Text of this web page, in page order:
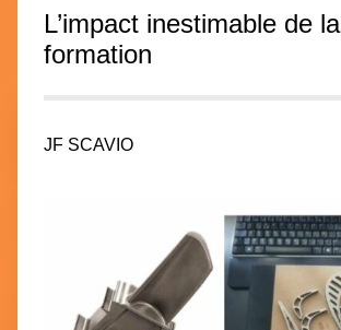
L’impact inestimable de la
formation
JF SCAVIO